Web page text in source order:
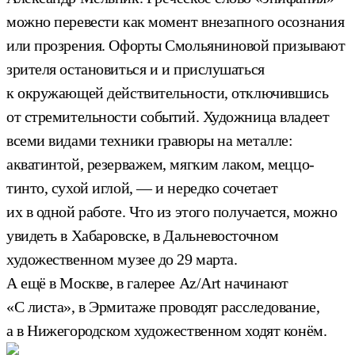
можно перевести как момент внезапного осознания
или прозрения. Офорты Смольяниновой призывают
зрителя остановиться и и прислушаться
к окружающей действительности, отключившись
от стремительности событий. Художница владеет
всеми видами техники гравюры на металле:
акватинтой, резерважем, мягким лаком, меццо-
тинто, сухой иглой, — и нередко сочетает
их в одной работе. Что из этого получается, можно
увидеть в Хабаровске, в Дальневосточном
художественном музее до 29 марта.
А ещё в Москве, в галерее Az/Art начинают
«С листа», в Эрмитаже проводят расследование,
а в Нижегородском художественном ходят конём.